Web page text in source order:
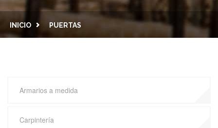
INICIO PUERTAS
Armarios a medida
Carpintería